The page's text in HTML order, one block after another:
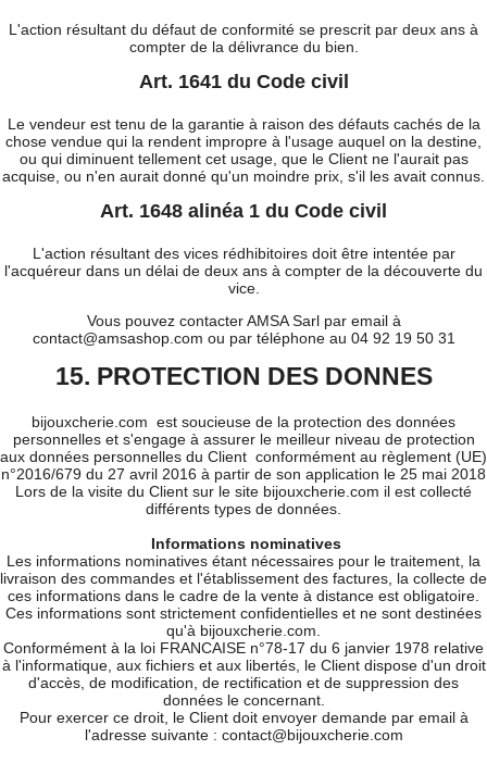
L'action résultant du défaut de conformité se prescrit par deux ans à
compter de la délivrance du bien.
Art. 1641 du Code civil
Le vendeur est tenu de la garantie à raison des défauts cachés de la
chose vendue qui la rendent impropre à l'usage auquel on la destine,
ou qui diminuent tellement cet usage, que le Client ne l'aurait pas
acquise, ou n'en aurait donné qu'un moindre prix, s'il les avait connus.
Art. 1648 alinéa 1 du Code civil
L'action résultant des vices rédhibitoires doit être intentée par
l'acquéreur dans un délai de deux ans à compter de la découverte du
vice.
Vous pouvez contacter AMSA Sarl par email à
contact@amsashop.com ou par téléphone au 04 92 19 50 31
15. PROTECTION DES DONNES
bijouxcherie.com est soucieuse de la protection des données
personnelles et s'engage à assurer le meilleur niveau de protection
aux données personnelles du Client conformément au règlement (UE)
n°2016/679 du 27 avril 2016 à partir de son application le 25 mai 2018
Lors de la visite du Client sur le site bijouxcherie.com il est collecté
différents types de données.
Informations nominatives
Les informations nominatives étant nécessaires pour le traitement, la
livraison des commandes et l'établissement des factures, la collecte de
ces informations dans le cadre de la vente à distance est obligatoire.
Ces informations sont strictement confidentielles et ne sont destinées
qu'à bijouxcherie.com.
Conformément à la loi FRANCAISE n°78-17 du 6 janvier 1978 relative
à l'informatique, aux fichiers et aux libertés, le Client dispose d'un droit
d'accès, de modification, de rectification et de suppression des
données le concernant.
Pour exercer ce droit, le Client doit envoyer demande par email à
l'adresse suivante : contact@bijouxcherie.com